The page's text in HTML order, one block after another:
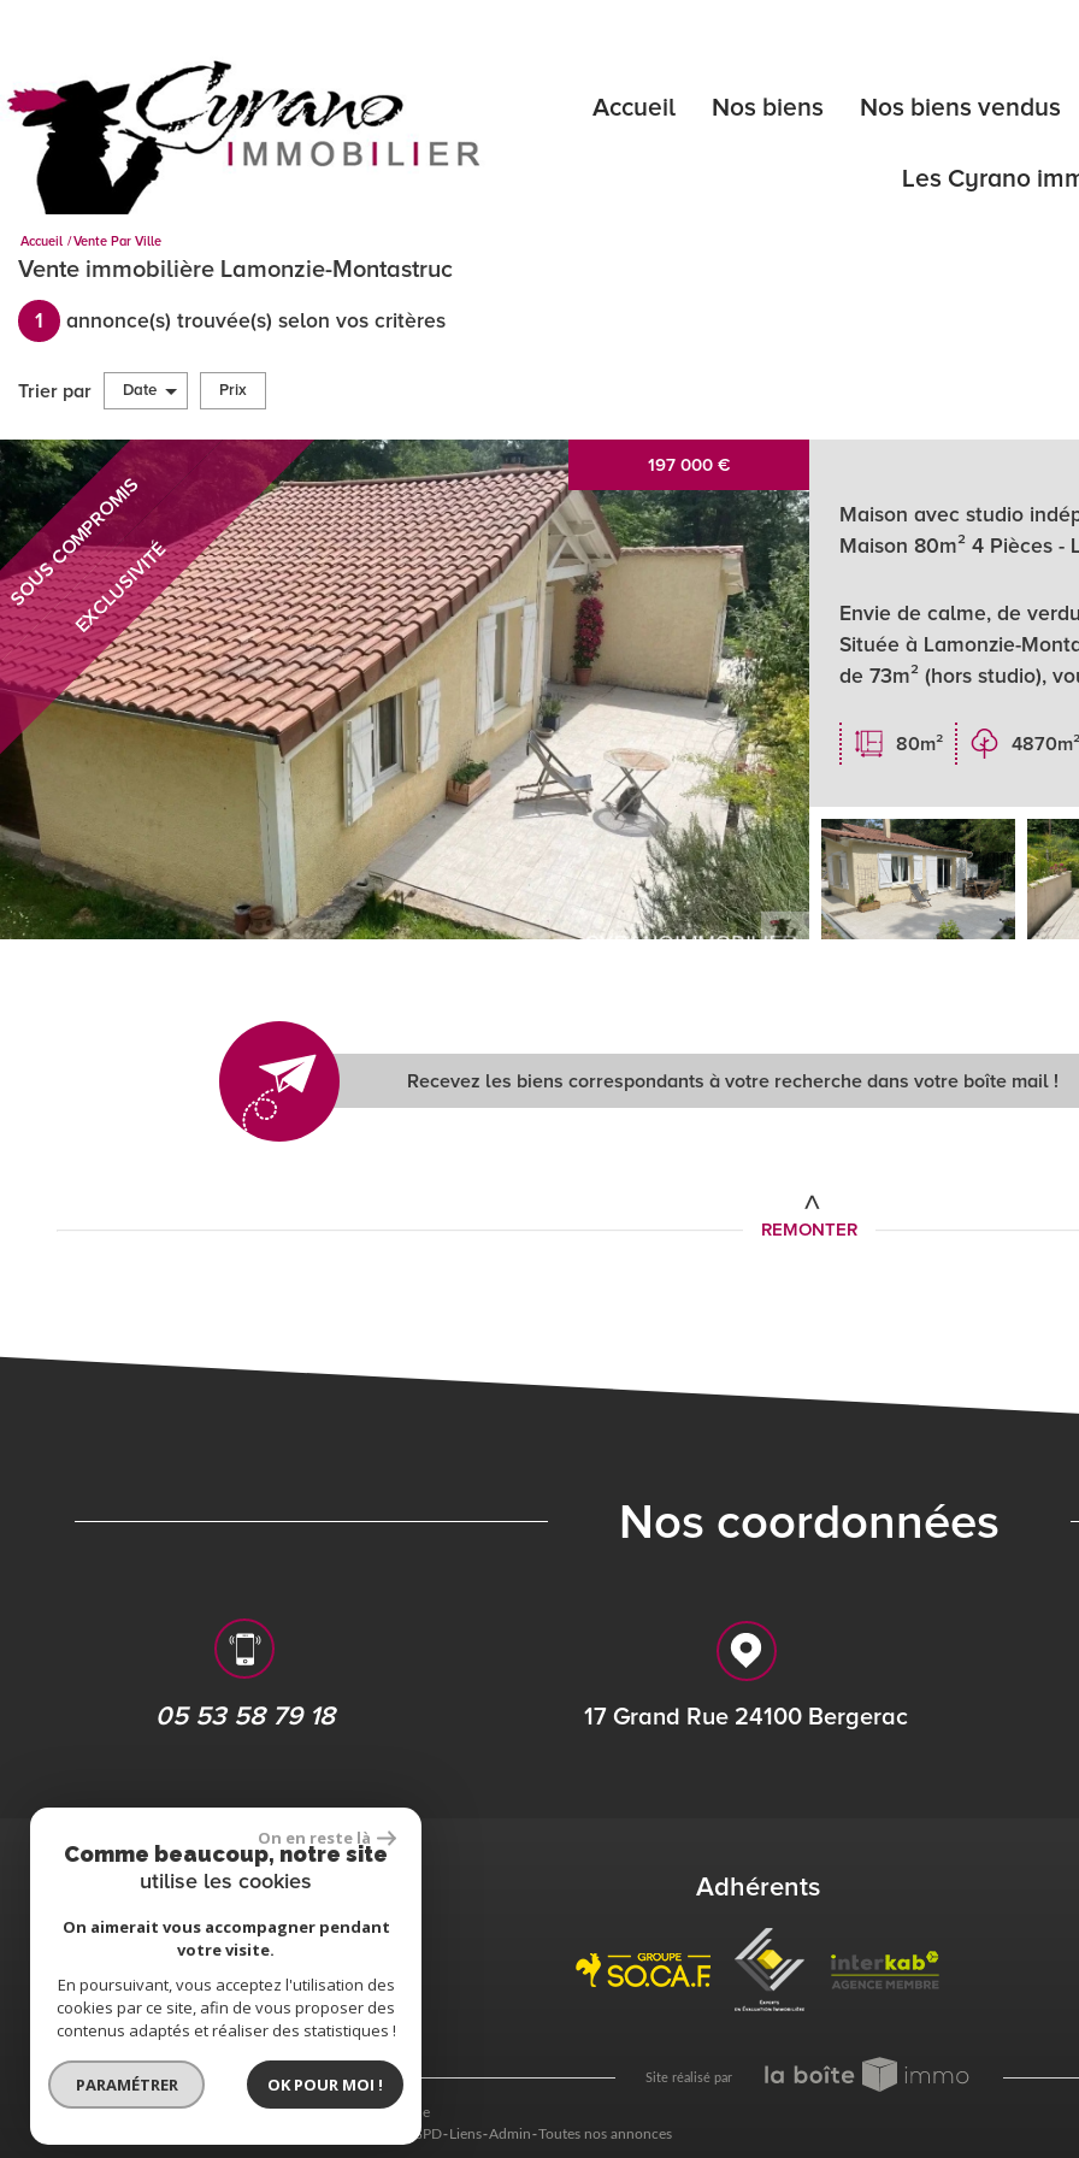
Accueil Nos biens Nos biens vendus
Les Cyrano
Accueil Vente Par Ville
Vente immobilière Lamonzie-Montastruc
1 annonce(s) trouvée(s) selon vos critères
Vente
5KM
Critères supplémentaires
Piscine Parking Terrasse
Trier par Date Prix
SOUS COMPROMIS
EXCLUSIVITÉ
197 000 €
Maison avec studio
Maison 80m² 4 Pièces -
Envie de calme, de
Située à Lamonzie-
de 73m² (hors studio),
80m² 4870m²
Recevez les biens correspondants à votre recherche dans votre boîte mail !
REMONTER
nos coordonnées
05 53 58 79 18 17 Grand Rue 24100 Bergerac
Nous suivre Adhérents
site réalisé par
© 2026 | Tous droits réservés | Traduction powered by Google
Politique RGPD Liens Admin Toutes nos annonces
On en reste là
Comme beaucoup, notre site
utilise les cookies
On aimerait vous accompagner pendant
votre visite.
En poursuivant, vous acceptez l'utilisation des
cookies par ce site, afin de vous proposer des
contenus adaptés et réaliser des statistiques !
PARAMÉTRER OK POUR MOI !